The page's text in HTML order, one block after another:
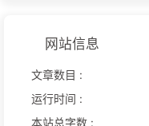
网站信息
文章数目 :
运行时间 :
本站总字数 :